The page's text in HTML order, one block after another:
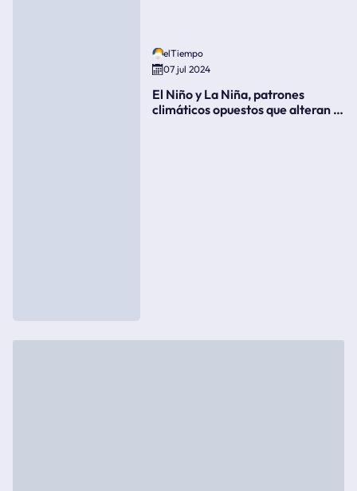
elTiempo
07 jul 2024
El Niño y La Niña, patrones
climáticos opuestos que alteran la